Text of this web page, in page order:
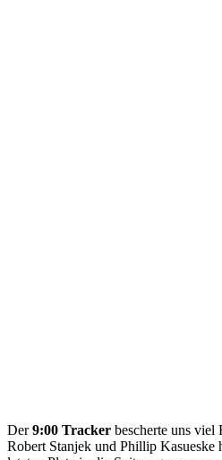
Der9:00 Tracker bescherte uns
Robert Stanjek und Phillip Kasueske